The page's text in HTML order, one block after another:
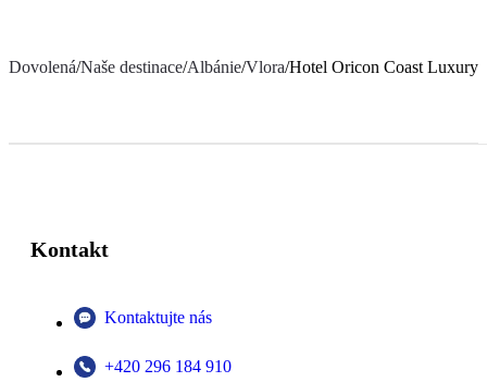
Dovolená/Naše destinace/Albánie/Vlora/Hotel Oricon Coast Luxury
Kontakt
Kontaktujte nás
+420 296 184 910